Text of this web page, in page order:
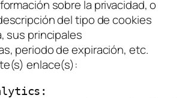
sobre la privacidad, o
del tipo de cookies
sus principales
periodo de expiración, etc.
enlace(s):